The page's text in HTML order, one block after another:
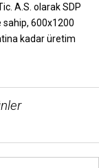
Facebook
A.S. olarak SDP
600x1200
kadar üretim